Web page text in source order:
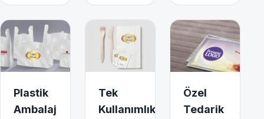
Plastik
Ambalaj
Tek
Kullanımlık
Özel
Tedarik